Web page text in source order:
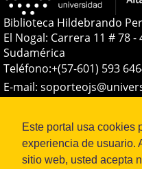
Este portal usa cookies
experiencia de usuario.
sitio web, usted acepta
Biblioteca Hildebrando
El Nogal: Carrera 11 # 78
Sudamérica
Teléfono:+(57-601) 593
E-mail:
Sistema OJS -